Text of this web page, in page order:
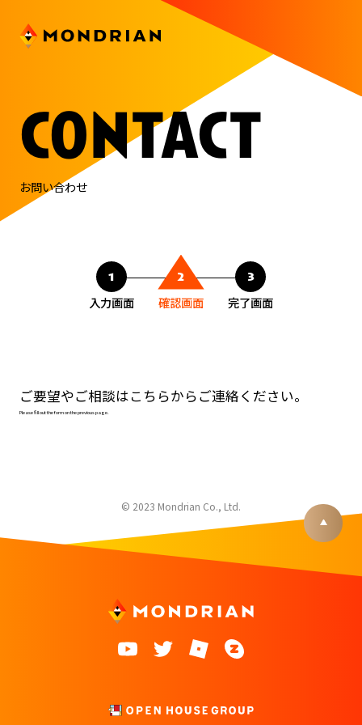
contact
お問い合わせ
1
入力画面
2
確認画面
3
完了画面
ご要望やご相談はこちらからご連絡ください。
Please fill out the form on the previous page.
© 2023 Mondrian Co., Ltd.